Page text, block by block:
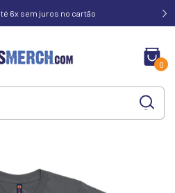
6x sem juros no cartão
0